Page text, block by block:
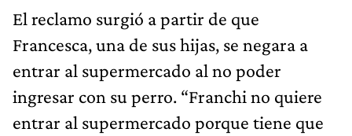
El reclamo surgió a partir de que
Francesca, una de sus hijas, se negara a
entrar al supermercado al no poder
ingresar con su perro. “Franchi no quiere
entrar al supermercado porque tiene que